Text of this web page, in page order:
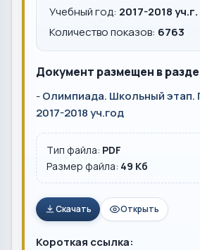
Учебный год: 2017-2018 уч.г.
Количество показов: 6763
Документ размещен в
-Олимпиада. Школьный этап.
2017-2018 уч.год
Тип файла: PDF
Размер файла: 49 Кб
Скачать Открыть
Короткая ссылка: